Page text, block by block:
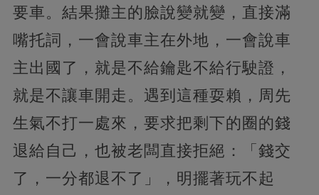
要車。結果攤主的臉說變就變，直接滿
嘴托詞，一會說車主在外地，一會說車
主出國了，就是不給鑰匙不給行駛證，
就是不讓車開走。遇到這種耍賴，周先
生氣不打一處來，要求把剩下的圈的錢
退給自己，也被老闆直接拒絕：「錢交
了，一分都退不了」，明擺著玩不起